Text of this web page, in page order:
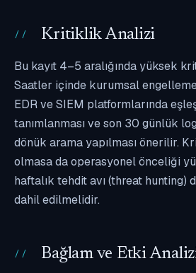
Kritiklik Analizi
Bu kayıt 4–5 aralığında yüksek
Saatler içinde kurumsal
EDR ve SIEM platformlarında
tanımlanması ve son 30 günlük
dönük arama yapılması önerilir.
olmasa da operasyonel önceliği
haftalık tehdit avı (threat hunting)
dahil edilmelidir.
Bağlam ve Etki